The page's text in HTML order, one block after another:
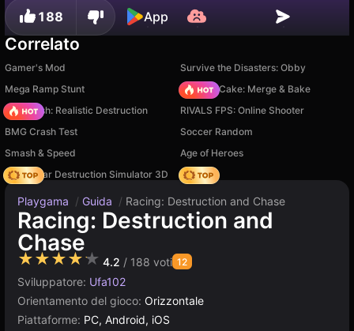
188 App
Correlato
Gamer's Mod
Survive the Disasters: Obby
Mega Ramp Stunt
Piece of Cake: Merge & Bake
Car Crush: Realistic Destruction
RIVALS FPS: Online Shooter
BMG Crash Test
Soccer Random
Smash & Speed
Age of Heroes
Online Car Destruction Simulator 3D
Hedgies
Playgama / Guida / Racing: Destruction and Chase
Racing: Destruction and
Chase
★★★★★ 4.2 / 188 voti 12
Sviluppatore: Ufa102
Orientamento del gioco: Orizzontale
Piattaforme: PC, Android, iOS